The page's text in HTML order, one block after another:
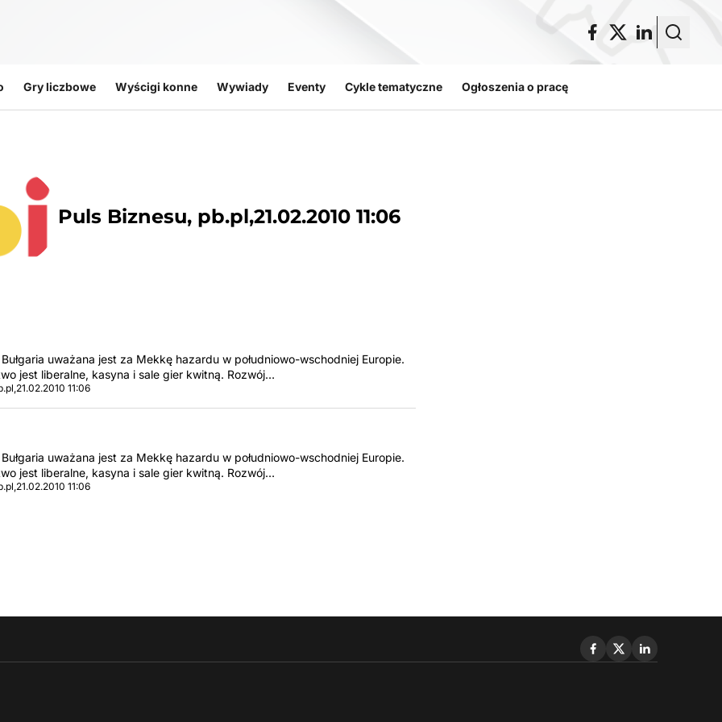
Gry liczbowe Wyścigi konne Wywiady Eventy Cykle tematyczne Ogłoszenia o pracę
Puls Biznesu, pb.pl,21.02.2010 11:06
uważana jest za Mekkę hazardu w południowo-wschodniej Europie.
jest liberalne, kasyna i sale gier kwitną. Rozwój…
11:06
uważana jest za Mekkę hazardu w południowo-wschodniej Europie.
jest liberalne, kasyna i sale gier kwitną. Rozwój…
11:06